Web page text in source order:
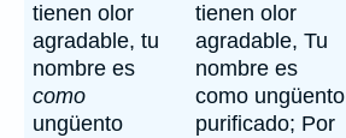
tienen olor
agradable, tu
nombre es
como
ungüento
tienen olor
agradable, Tu
nombre es
como ungüento
purificado; Por